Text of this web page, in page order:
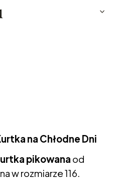
na Chłodne Dni
pikowana od
w rozmiarze 116.